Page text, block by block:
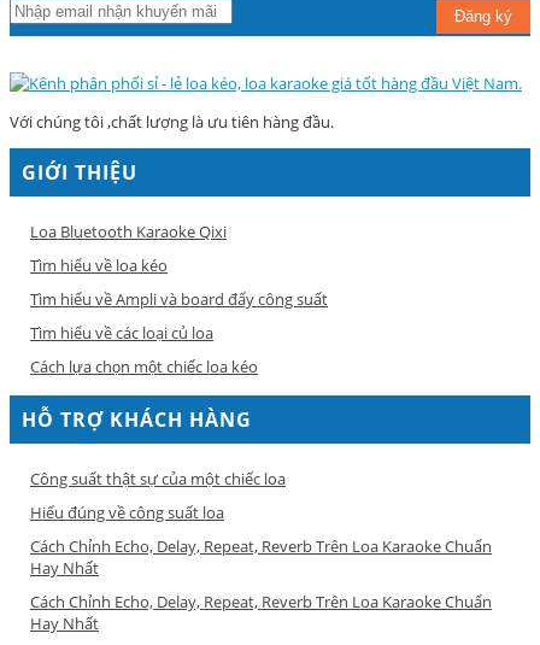
Đăng ký
Với chúng tôi ,chất lượng là ưu tiên hàng đầu.
GIỚI THIỆU
Loa Bluetooth Karaoke Qixi
Tìm hiểu về loa kéo
Tìm hiểu về Ampli và board đẩy công suất
Tìm hiểu về các loại củ loa
Cách lựa chọn một chiếc loa kéo
HỖ TRỢ KHÁCH HÀNG
Công suất thật sự của một chiếc loa
Hiểu đúng về công suất loa
Cách Chỉnh Echo, Delay, Repeat, Reverb Trên Loa Karaoke Chuẩn
Hay Nhất
Cách Chỉnh Echo, Delay, Repeat, Reverb Trên Loa Karaoke Chuẩn
Hay Nhất